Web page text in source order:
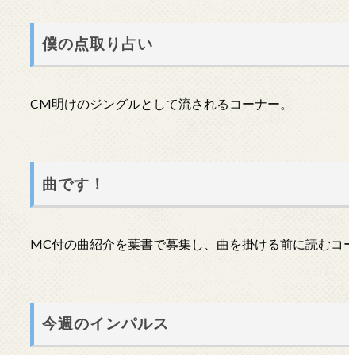
僕の点取り占い
CM明けのジングルとして流されるコーナー。
曲です！
MC付の曲紹介を葉書で募集し、曲を掛ける前に読むコ
今週のインパルス